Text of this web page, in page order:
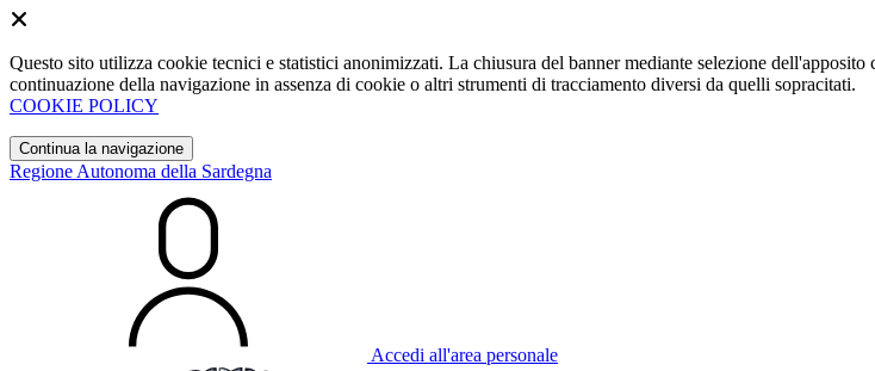
Questo sito utilizza cookie tecnici e statistici anonimizzati. La chiusura del banner mediante selezione
continuazione della navigazione in assenza di cookie o altri strumenti di tracciamento diversi da quelli sopracitati.
COOKIE POLICY
Continua la navigazione
Regione Autonoma della Sardegna
Accedi all'area personale